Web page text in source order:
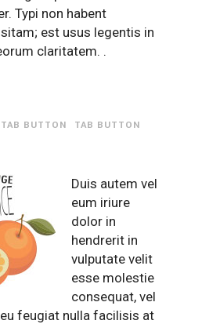
Typi non habent
est usus legentis in
claritatem. .
TAB BUTTON TAB BUTTON
Duis autem vel
eum iriure
dolor in
hendrerit in
vulputate velit
esse molestie
consequat, vel
feugiat nulla facilisis at